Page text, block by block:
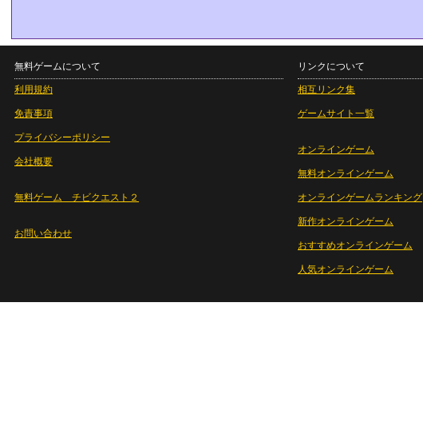
無料ゲームについて
利用規約
免責事項
プライバシーポリシー
会社概要
無料ゲーム チビクエスト２
お問い合わせ
リンクについて
相互リンク集
ゲームサイト一覧
オンラインゲーム
無料オンラインゲーム
オンラインゲームランキング
新作オンラインゲーム
おすすめオンラインゲーム
人気オンラインゲーム